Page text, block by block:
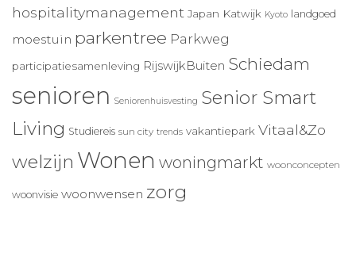
hospitalitymanagement Japan Katwijk Kyoto landgoed
moestuin parkentree Parkweg
participatiesamenleving RijswijkBuiten Schiedam
senioren Seniorenhuisvesting Senior Smart
Living Studiereis sun city trends vakantiepark Vitaal&Zo
welzijn Wonen woningmarkt woonconcepten
woonvisie woonwensen zorg